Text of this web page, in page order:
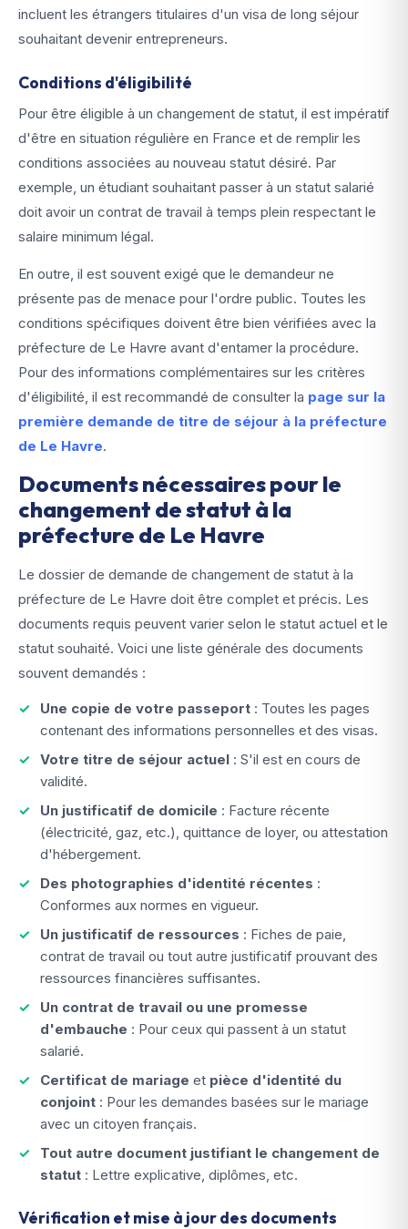
incluent les étrangers titulaires d'un visa de long séjour
souhaitant devenir entrepreneurs.
Conditions d'éligibilité
Pour être éligible à un changement de statut, il est impératif
d'être en situation régulière en France et de remplir les
conditions associées au nouveau statut désiré. Par
exemple, un étudiant souhaitant passer à un statut salarié
doit avoir un contrat de travail à temps plein respectant le
salaire minimum légal.
En outre, il est souvent exigé que le demandeur ne
présente pas de menace pour l'ordre public. Toutes les
conditions spécifiques doivent être bien vérifiées avec la
préfecture de Le Havre avant d'entamer la procédure.
Pour des informations complémentaires sur les critères
d'éligibilité, il est recommandé de consulter la page sur la
première demande de titre de séjour à la préfecture
de Le Havre.
Documents nécessaires pour le
changement de statut à la
préfecture de Le Havre
Le dossier de demande de changement de statut à la
préfecture de Le Havre doit être complet et précis. Les
documents requis peuvent varier selon le statut actuel et le
statut souhaité. Voici une liste générale des documents
souvent demandés :
Une copie de votre passeport : Toutes les pages
contenant des informations personnelles et des visas.
Votre titre de séjour actuel : S'il est en cours de
validité.
Un justificatif de domicile : Facture récente
(électricité, gaz, etc.), quittance de loyer, ou attestation
d'hébergement.
Des photographies d'identité récentes :
Conformes aux normes en vigueur.
Un justificatif de ressources : Fiches de paie,
contrat de travail ou tout autre justificatif prouvant des
ressources financières suffisantes.
Un contrat de travail ou une promesse
d'embauche : Pour ceux qui passent à un statut
salarié.
Certificat de mariage et pièce d'identité du
conjoint : Pour les demandes basées sur le mariage
avec un citoyen français.
Tout autre document justifiant le changement de
statut : Lettre explicative, diplômes, etc.
Vérification et mise à jour des documents